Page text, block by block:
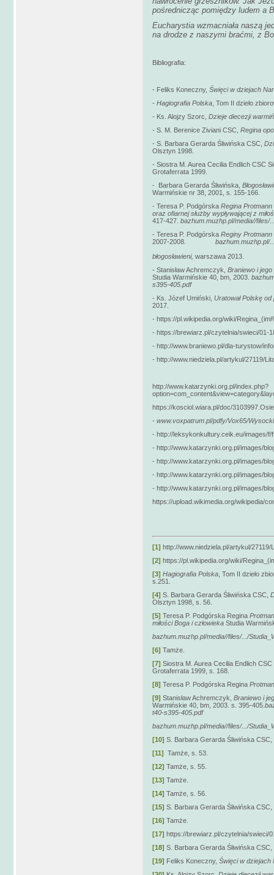
pośrednicząc pomiędzy ludem a
Eucharystia wzmacniała naszą
na drodze z naszymi braćmi, z
Bibliografia:
- Feliks Koneczny, Święci w dziejach
- Hagiografia Polska , Tom II dzieło
- Ks. Alojzy Szorc, Dzieje diecezji
- S. M. Berenice Ziviani CSC, Regina
- S. Barbara Gerarda Śliwińska CSC,
Olsztyn 1998.
- Siostra M. Aurea Cecilia Endlich CSC
Grotaferrata 1999.
- Barbara Gerarda Śliwińska,
Warmińskie nr 38, 2001, s. 155-166.
- Teresa P. Podgórska Regina
oraz ofiarnej służby wypływającej z
417-427. bazhum.muzhp.pl/media//files/
- Teresa P. Podgórska Reginy
2007-2008
bazhum.muzhp.pl/
błogosławieni, warszawa 2013.
- Stanisław Achremczyk, Braniewo i
Studia Warmińskie 40, bm, 2003.
s395-405.pdf
- Ks. Józef Umiński, Uratował Polskę
2017.
- https://pl.wikipedia.org/wiki/
- https://brewiarz.pl/czytelnia/swieci/01-
- http://www.braniewo.pl/dla-turystow/
- http://www.niedziela.pl/artykul/27119/
http://www.katarzynki.org.pl/index.php?
https://kosciol.wiara.pl/doc/
- www.voxpatrum.pl/pdfy/Vox65/
- http://leksykonkultury.ceik.eu/images/f/
- http://www.katarzynki.org.pl/images/
- http://www.katarzynki.org.pl/images/
- http://www.katarzynki.org.pl/images/
- http://www.katarzynki.org.pl/images/
https://upload.wikimedia.org/wikipedia/
[1] http://www.niedziela.pl/artykul/
[2] https://pl.wikipedia.org/wiki/
[3] Hagiografia Polska , Tom II dzieło
s.251.
[4] S. Barbara Gerarda Śliwińska CSC,
Olsztyn 1998, s. 56.
[5] Teresa P. Podgórska Regina
miłości Boga i człowieka Studia
bazhum.muzhp.pl/media//files/.../
[6] Tamże.
[7] Siostra M. Aurea Cecilia Endlich
Grotaferrata 1999, s. 168.
[8] Teresa P. Podgórska Regina
[9] Stanisław Achremczyk, Braniewo i
Warmińskie 40, bm, 2003. s. 395-405.
t40-s395-405.pdf
bazhum.muzhp.pl/media//files/.../
[10] S. Barbara Gerarda Śliwińska CSC,
[11] Tamże, s. 53.
[12] Tamże, s. 55.
[13] Tamże.
[14] Tamże, s. 56.
[15] S. Barbara Gerarda Śliwińska CSC,
[16] Tamże.
[17] https://brewiarz.pl/czytelnia/swieci/
[18] S. Barbara Gerarda Śliwińska CSC,
[19] Feliks Koneczny, Święci w